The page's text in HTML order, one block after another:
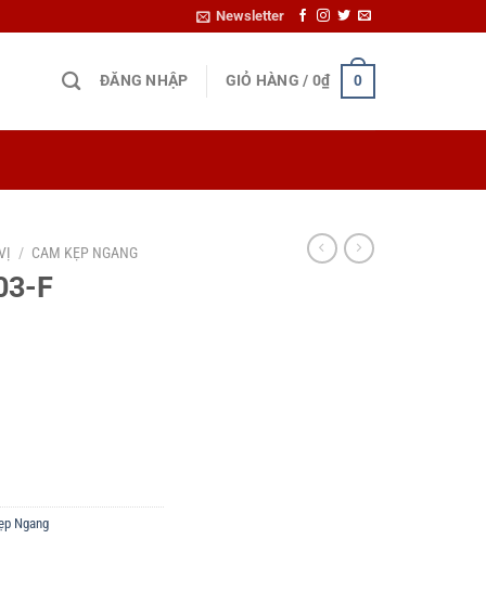
Newsletter
ĐĂNG NHẬP GIỎ HÀNG / 0₫ 0
/ CAM KẸP NGANG
F
Ngang